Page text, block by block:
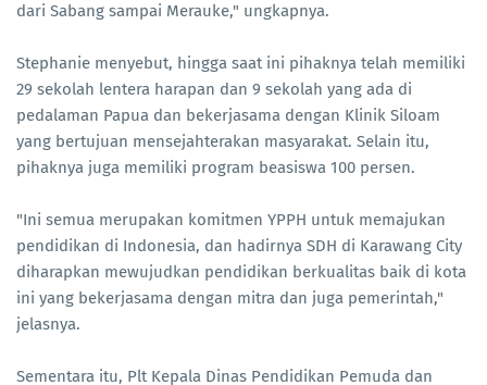
dari Sabang sampai Merauke," ungkapnya.
Stephanie menyebut, hingga saat ini pihaknya telah memiliki
29 sekolah lentera harapan dan 9 sekolah yang ada di
pedalaman Papua dan bekerjasama dengan Klinik Siloam
yang bertujuan mensejahterakan masyarakat. Selain itu,
pihaknya juga memiliki program beasiswa 100 persen.
"Ini semua merupakan komitmen YPPH untuk memajukan
pendidikan di Indonesia, dan hadirnya SDH di Karawang City
diharapkan mewujudkan pendidikan berkualitas baik di kota
ini yang bekerjasama dengan mitra dan juga pemerintah,"
jelasnya.
Sementara itu, Plt Kepala Dinas Pendidikan Pemuda dan